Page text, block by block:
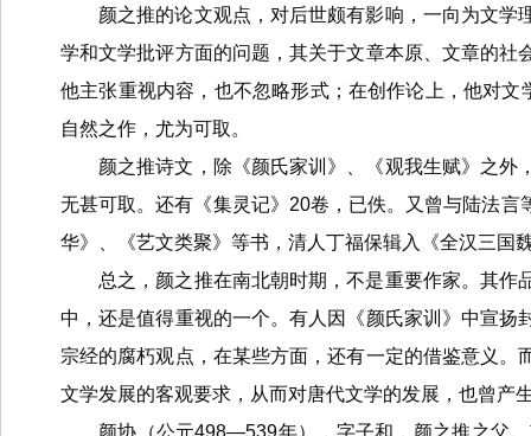
颜之推的论文观点，对后世颇有影响，一向为文
学和文学批评方面的问题，其关于文章本原、文章的
他主张重视内容，也不忽略形式；在创作论上，他对
自然之作，尤为可取。
颜之推诗文，除《颜氏家训》、《观我生赋》之
无甚可取。还有《集灵记》20卷，已佚。又曾与陆法
华》、《艺文类聚》等书，清人丁福保辑入《全汉三国
总之，颜之推在南北朝时期，不是重要作家。其
中，还是值得重视的一个。有人因《颜氏家训》中宣
宗经的腐朽观点，在某些方面，还有一定的借鉴意义
文学发展的客观要求，从而对唐代文学的发展，也曾产
颜协（公元498—539年），字子和，颜之推之父